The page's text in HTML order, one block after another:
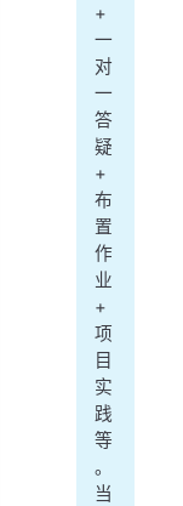
+
一
对
一
答
疑
+
布
置
作
业
+
项
目
实
践
等
。
当